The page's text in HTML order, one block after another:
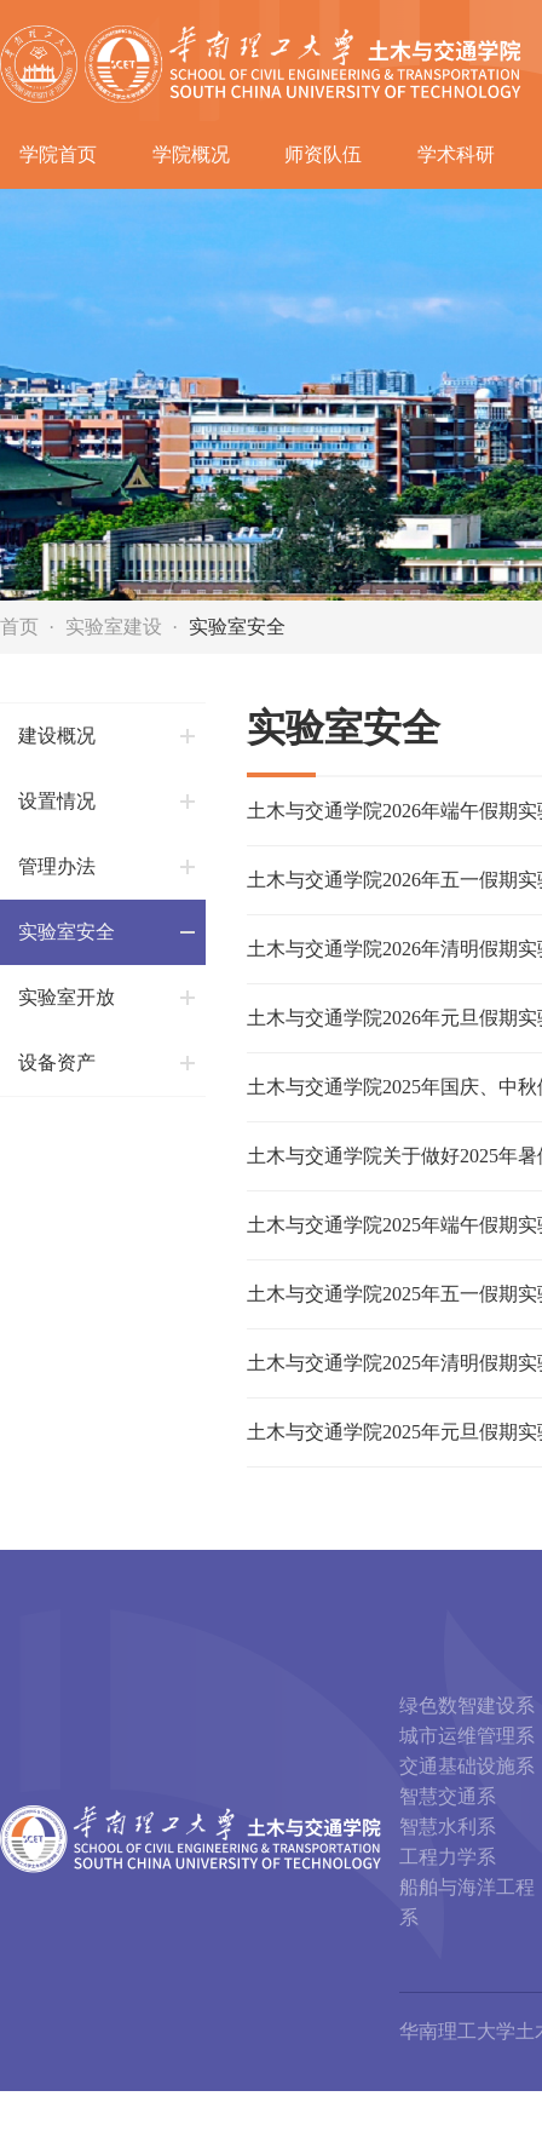
学院首页 学院概况 师资队伍 学术科研
首页 实验室建设 实验室安全
建设概况
设置情况
管理办法
实验室安全
实验室开放
设备资产
实验室安全
土木与交通学院2026年端午假期
土木与交通学院2026年五一假期
土木与交通学院2026年清明假期
土木与交通学院2026年元旦假期
土木与交通学院2025年国庆、中
土木与交通学院关于做好2025年
土木与交通学院2025年端午假期
土木与交通学院2025年五一假期
土木与交通学院2025年清明假期
土木与交通学院2025年元旦假期
绿色数智建设系
城市运维管理系
交通基础设施系
智慧交通系
智慧水利系
工程力学系
船舶与海洋工程
系
华南理工大学土